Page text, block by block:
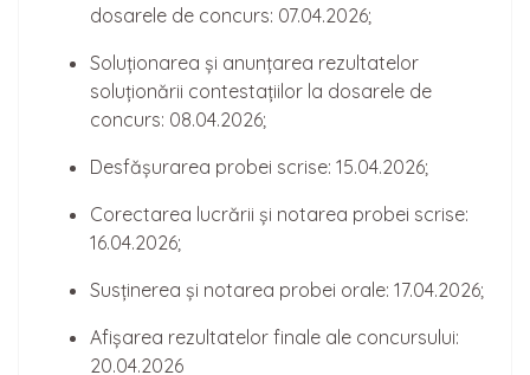
dosarele de concurs: 07.04.2026;
Soluționarea și anunțarea rezultatelor
soluționării contestațiilor la dosarele de
concurs: 08.04.2026;
Desfășurarea probei scrise: 15.04.2026;
Corectarea lucrării și notarea probei scrise:
16.04.2026;
Susținerea și notarea probei orale: 17.04.2026;
Afișarea rezultatelor finale ale concursului:
20.04.2026